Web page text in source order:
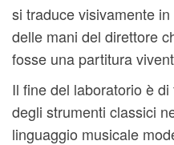
si traduce visivamente
delle mani del direttore
fosse una partitura
Il fine del laboratorio è
degli strumenti classici
linguaggio musicale